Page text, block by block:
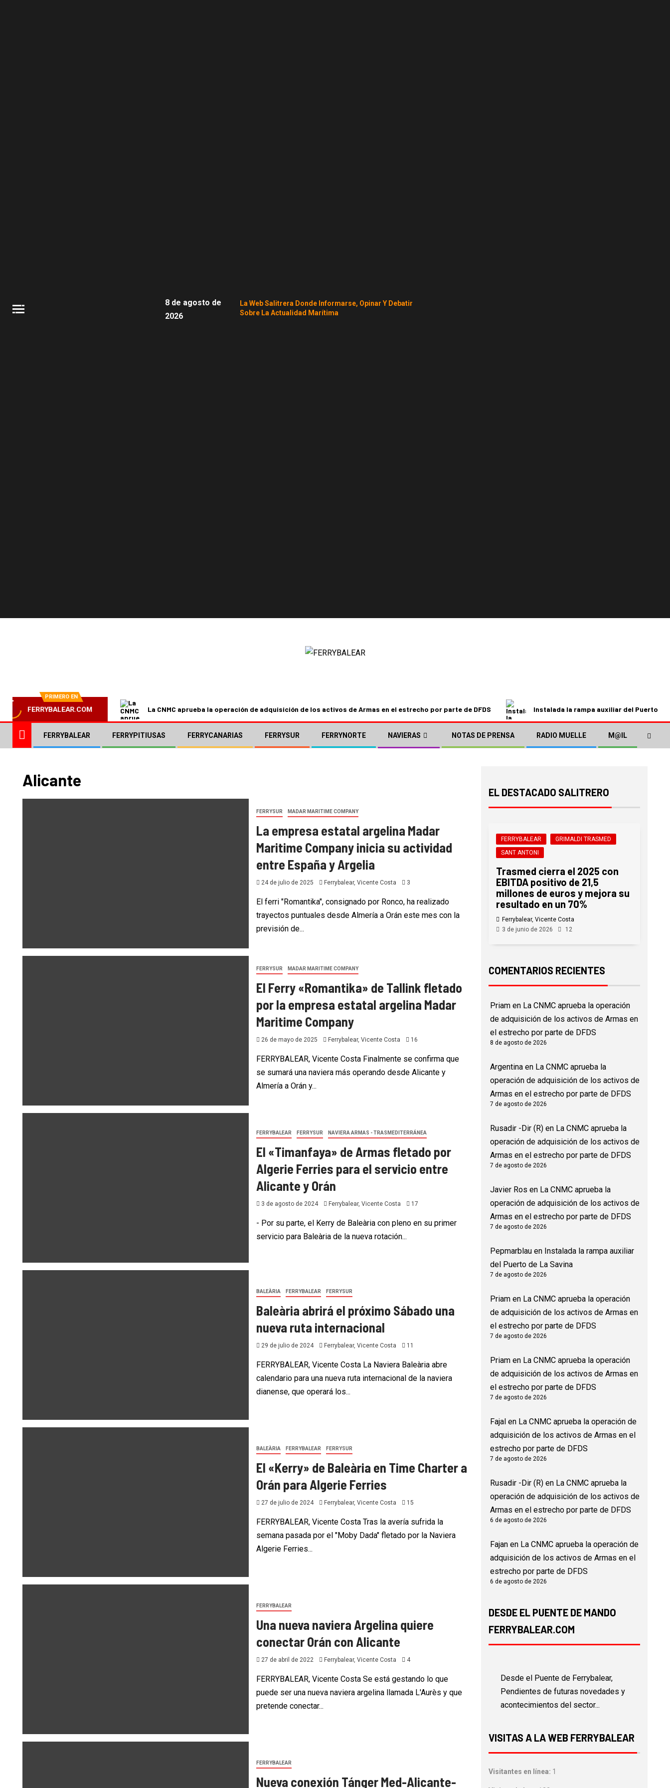
8 de agosto de
2026
La Web Salitrera Donde Informarse, Opinar Y Debatir
Sobre La Actualidad Marítima
PRIMERO EN
FERRYBALEAR.COM La CNMC aprueba la operación de adquisición de los activos de Armas en el estrecho por parte de DFDS Instalada la rampa auxiliar del Puerto de
FERRYBALEAR FERRYPITIUSAS FERRYCANARIAS FERRYSUR FERRYNORTE NAVIERAS NOTAS DE PRENSA RADIO MUELLE M@IL
Alicante
FERRYSUR MADAR MARITIME COMPANY
La empresa estatal argelina Madar
Maritime Company inicia su actividad
entre España y Argelia
24 de julio de 2025 Ferrybalear, Vicente Costa 3
El ferri "Romantika", consignado por Ronco, ha realizado
trayectos puntuales desde Almería a Orán este mes con la
previsión de...
FERRYSUR MADAR MARITIME COMPANY
El Ferry «Romantika» de Tallink fletado
por la empresa estatal argelina Madar
Maritime Company
26 de mayo de 2025 Ferrybalear, Vicente Costa 16
FERRYBALEAR, Vicente Costa Finalmente se confirma que
se sumará una naviera más operando desde Alicante y
Almería a Orán y...
FERRYBALEAR FERRYSUR NAVIERA ARMAS - TRASMEDITERRÁNEA
El «Timanfaya» de Armas fletado por
Algerie Ferries para el servicio entre
Alicante y Orán
3 de agosto de 2024 Ferrybalear, Vicente Costa 17
- Por su parte, el Kerry de Baleària con pleno en su primer
servicio para Baleària de la nueva rotación...
BALEÀRIA FERRYBALEAR FERRYSUR
Baleària abrirá el próximo Sábado una
nueva ruta internacional
29 de julio de 2024 Ferrybalear, Vicente Costa 11
FERRYBALEAR, Vicente Costa La Naviera Baleària abre
calendario para una nueva ruta internacional de la naviera
dianense, que operará los...
BALEÀRIA FERRYBALEAR FERRYSUR
El «Kerry» de Baleària en Time Charter a
Orán para Algerie Ferries
27 de julio de 2024 Ferrybalear, Vicente Costa 15
FERRYBALEAR, Vicente Costa Tras la avería sufrida la
semana pasada por el "Moby Dada" fletado por la Naviera
Algerie Ferries...
FERRYBALEAR
Una nueva naviera Argelina quiere
conectar Orán con Alicante
27 de abril de 2022 Ferrybalear, Vicente Costa 4
FERRYBALEAR, Vicente Costa Se está gestando lo que
puede ser una nueva naviera argelina llamada L'Aurès y que
pretende conectar...
FERRYBALEAR
Nueva conexión Tánger Med-Alicante-
EL DESTACADO SALITRERO
FERRYBALEAR
GRIMALDI TRASMED
SANT ANTONI
Trasmed cierra el 2025 con
EBITDA positivo de 21,5
millones de euros y mejora su
resultado en un 70%
Ferrybalear, Vicente Costa
3 de junio de 2026
12
COMENTARIOS RECIENTES
Priamen La CNMC aprueba la operación
de adquisición de los activos de Armas en
el estrecho por parte de DFDS
8 de agosto de 2026
Argentinaen La CNMC aprueba la
operación de adquisición de los activos de
Armas en el estrecho por parte de DFDS
7 de agosto de 2026
Rusadir -Dir (R)en La CNMC aprueba la
operación de adquisición de los activos de
Armas en el estrecho por parte de DFDS
7 de agosto de 2026
Javier Ros en La CNMC aprueba la
operación de adquisición de los activos de
Armas en el estrecho por parte de DFDS
7 de agosto de 2026
Pepmarblauen Instalada la rampa auxiliar
del Puerto de La Savina
7 de agosto de 2026
Priamen La CNMC aprueba la operación
de adquisición de los activos de Armas en
el estrecho por parte de DFDS
7 de agosto de 2026
Priamen La CNMC aprueba la operación
de adquisición de los activos de Armas en
el estrecho por parte de DFDS
7 de agosto de 2026
Fajalen La CNMC aprueba la operación de
adquisición de los activos de Armas en el
estrecho por parte de DFDS
7 de agosto de 2026
Rusadir -Dir (R)en La CNMC aprueba la
operación de adquisición de los activos de
Armas en el estrecho por parte de DFDS
6 de agosto de 2026
Fajanen La CNMC aprueba la operación de
adquisición de los activos de Armas en el
estrecho por parte de DFDS
6 de agosto de 2026
DESDE EL PUENTE DE MANDO
FERRYBALEAR.COM
Desde el Puente de Ferrybalear,
Pendientes de futuras novedades y
acontecimientos del sector...
VISITAS A LA WEB FERRYBALEAR
Visitantes en línea: 1